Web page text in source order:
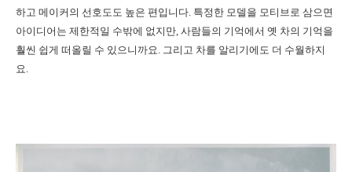
하고 메이커의 선호도도 높은 편입니다. 특정한 모델을 모티브로 삼으면
아이디어는 제한적일 수밖에 없지만, 사람들의 기억에서 옛 차의 기억을
훨씬 쉽게 떠올릴 수 있으니까요. 그리고 차를 알리기에도 더 수월하지
요.